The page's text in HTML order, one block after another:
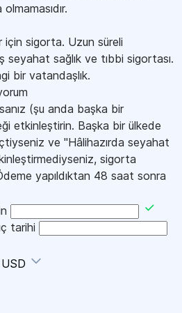
sigorta. Uzun süreli
seyahat sağlık ve tıbbi sigortası.
bir vatandaşlık.
(şu anda başka bir
etkinleştirin. Başka bir ülkede
ve "Hâlihazırda seyahat
sigorta
yapıldıktan 48 saat sonra
tarihi